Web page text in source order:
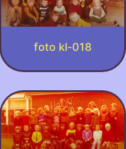
foto kl-018